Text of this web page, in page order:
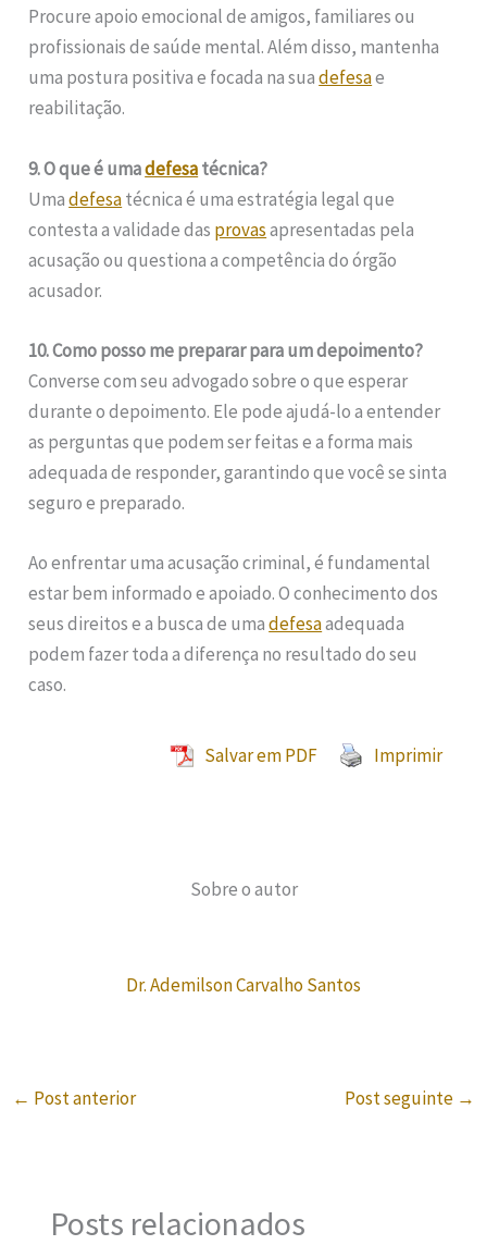
Procure apoio emocional de amigos, familiares ou
profissionais de saúde mental. Além disso, mantenha
uma postura positiva e focada na suadefesae
reabilitação.
9. O que é umadefesatécnica?
Umadefesatécnica é uma estratégia legal que
contesta a validade das provasapresentadas pela
acusação ou questiona a competência do órgão
acusador.
10. Como posso me preparar para um depoimento?
Converse com seu advogado sobre o que esperar
durante o depoimento. Ele pode ajudá-lo a entender
as perguntas que podem ser feitas e a forma mais
adequada de responder, garantindo que você se sinta
seguro e preparado.
Ao enfrentar uma acusação criminal, é fundamental
estar bem informado e apoiado. O conhecimento dos
seus direitos e a busca de umadefesaadequada
podem fazer toda a diferença no resultado do seu
caso.
Salvar em PDF Imprimir
Sobre o autor
Dr. Ademilson Carvalho Santos
← Post anterior Post seguinte →
Posts relacionados